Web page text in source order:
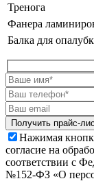
Тренога
Фанера
Балка для
Нажимая
согласие на
соответствии с
№152-ФЗ «О